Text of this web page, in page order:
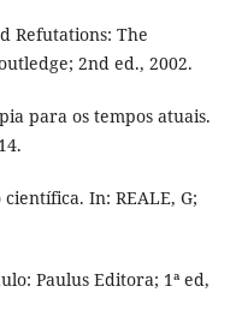
Refutations: The
2nd ed., 2002.
para os tempos atuais.
científica. In: REALE, G;
Paulus Editora; 1ª ed,